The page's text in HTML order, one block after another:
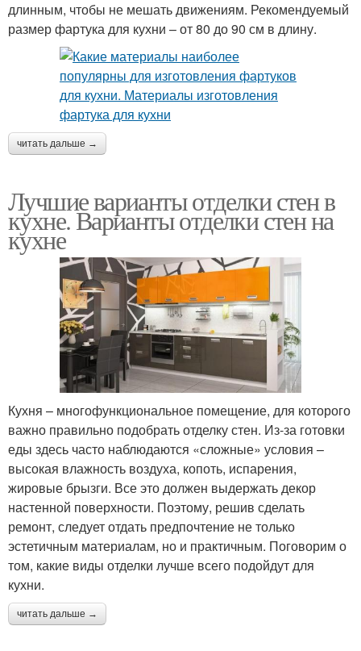
длинным, чтобы не мешать движениям. Рекомендуемый
размер фартука для кухни – от 80 до 90 см в длину.
читать дальше →
Лучшие варианты отделки стен в
кухне. Варианты отделки стен на
кухне
Кухня – многофункциональное помещение, для которого
важно правильно подобрать отделку стен. Из-за готовки
еды здесь часто наблюдаются «сложные» условия –
высокая влажность воздуха, копоть, испарения,
жировые брызги. Все это должен выдержать декор
настенной поверхности. Поэтому, решив сделать
ремонт, следует отдать предпочтение не только
эстетичным материалам, но и практичным. Поговорим о
том, какие виды отделки лучше всего подойдут для
кухни.
читать дальше →